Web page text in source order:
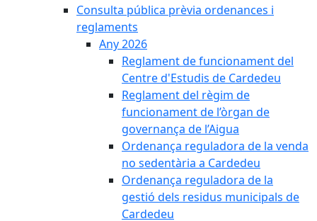
Consulta pública prèvia ordenances i
reglaments
Any 2026
Reglament de funcionament del
Centre d'Estudis de Cardedeu
Reglament del règim de
funcionament de l’òrgan de
governança de l’Aigua
Ordenança reguladora de la venda
no sedentària a Cardedeu
Ordenança reguladora de la
gestió dels residus municipals de
Cardedeu